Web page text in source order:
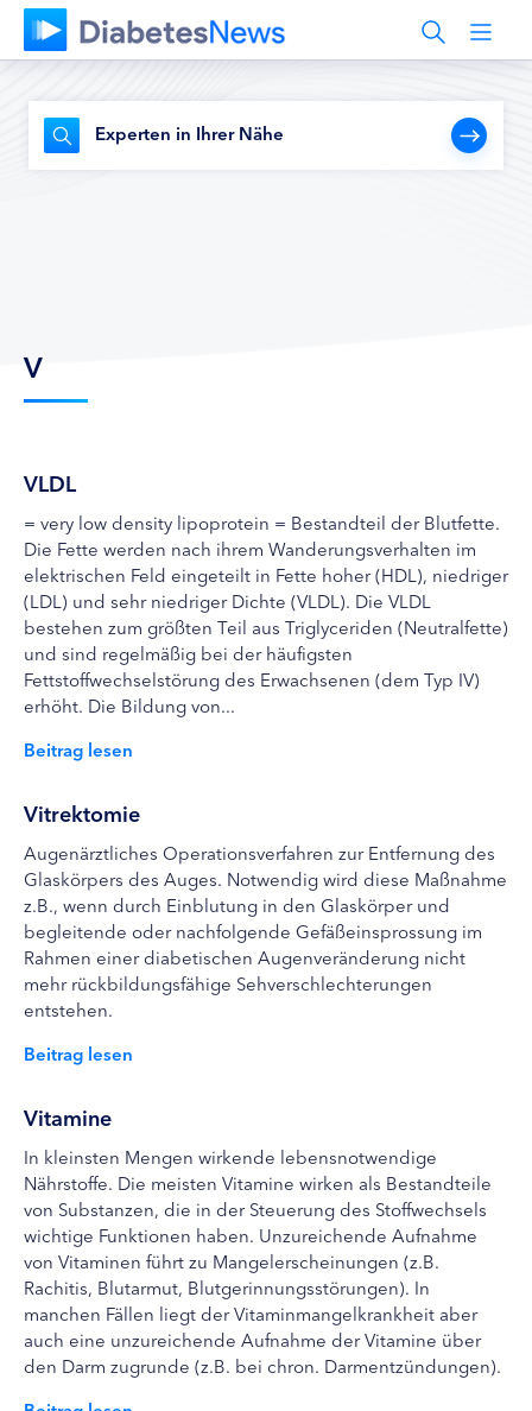
Experten in Ihrer Nähe
V
VLDL
= very low density lipoprotein = Bestandteil der Blutfette.
Die Fette werden nach ihrem Wanderungsverhalten im
elektrischen Feld eingeteilt in Fette hoher (HDL), niedriger
(LDL) und sehr niedriger Dichte (VLDL). Die VLDL
bestehen zum größten Teil aus Triglyceriden (Neutralfette)
und sind regelmäßig bei der häufigsten
Fettstoffwechselstörung des Erwachsenen (dem Typ IV)
erhöht. Die Bildung von...
Beitrag lesen
Vitrektomie
Augenärztliches Operationsverfahren zur Entfernung des
Glaskörpers des Auges. Notwendig wird diese Maßnahme
z.B., wenn durch Einblutung in den Glaskörper und
begleitende oder nachfolgende Gefäßeinsprossung im
Rahmen einer diabetischen Augenveränderung nicht
mehr rückbildungsfähige Sehverschlechterungen
entstehen.
Beitrag lesen
Vitamine
In kleinsten Mengen wirkende lebensnotwendige
Nährstoffe. Die meisten Vitamine wirken als Bestandteile
von Substanzen, die in der Steuerung des Stoffwechsels
wichtige Funktionen haben. Unzureichende Aufnahme
von Vitaminen führt zu Mangelerscheinungen (z.B.
Rachitis, Blutarmut, Blutgerinnungsstörungen). In
manchen Fällen liegt der Vitaminmangelkrankheit aber
auch eine unzureichende Aufnahme der Vitamine über
den Darm zugrunde (z.B. bei chron. Darmentzündungen).